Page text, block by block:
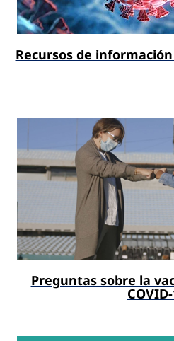
Recursos de
Preguntas sobre la